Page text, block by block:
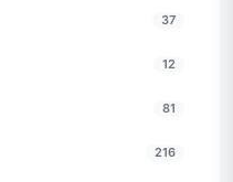
37
12
81
216